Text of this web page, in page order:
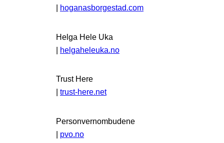
| hoganasborgestad.com
Helga Hele Uka
| helgaheleuka.no
Trust Here
trust-here.net
Personvernombudene
| pvo.no